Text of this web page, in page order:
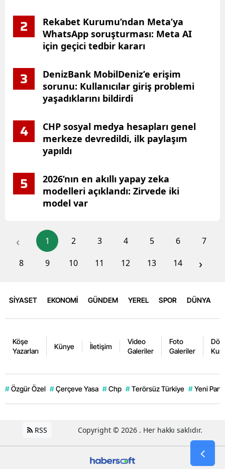
2
Rekabet Kurumu’ndan Meta’ya
WhatsApp soruşturması: Meta AI
için geçici tedbir kararı
3
DenizBank MobilDeniz’e erişim
sorunu: Kullanıcılar giriş problemi
yaşadıklarını bildirdi
4
CHP sosyal medya hesapları genel
merkeze devredildi, ilk paylaşım
yapıldı
5
2026’nın en akıllı yapay zeka
modelleri açıklandı: Zirvede iki
model var
‹ 1 2 3 4 5 6
7
8
9 10 11 12 13 14 ›
SİYASET EKONOMİ GÜNDEM YEREL SPOR DÜNYA
Köşe
Yazarları
Künye İletişim
Video
Galeriler
Foto
Galeriler
# Özgür Özel # Çerçeve Yasa # Chp # Terörsüz Türkiye # Yeni Parti
RSS Copyright © 2026 . Her hakkı saklıdır.